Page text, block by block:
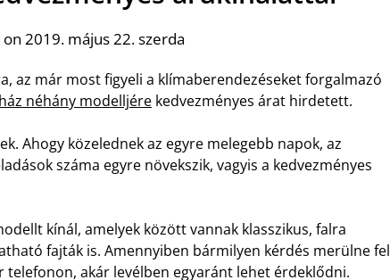
2019. május 22. szerda
az már most figyeli a klímaberendezéseket forgalmazó
néhány modelljére kedvezményes árat hirdetett.
Ahogy közelednek az egyre melegebb napok, az
száma egyre növekszik, vagyis a kedvezményes
kínál, amelyek között vannak klasszikus, falra
fajták is. Amennyiben bármilyen kérdés merülne fel
telefonon, akár levélben egyaránt lehet érdeklődni.